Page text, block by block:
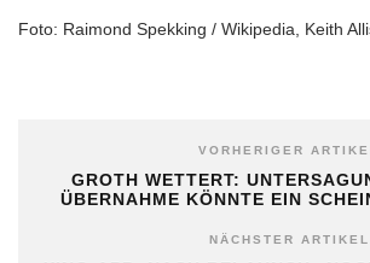
Foto: Raimond Spekking / Wikipedia, Keith
VORHERIGER
GROTH WETTERT:
ÜBERNAHME KÖNNTE EIN
NÄCHSTER ARTIKEL